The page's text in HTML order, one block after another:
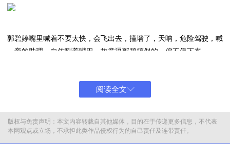
郭碧婷嘴里喊着不要太快，会飞出去，撞墙了，天呐，危险驾驶，喊
一旁的助理。向佐咧着嘴巴，故意逗郭碧婷似的，偏不停下来。
着她们，另外助理推着郭碧婷向佐的大女儿。
阅读全文
版权与免责声明：本文内容转载自其他媒体，目的在于传递更多信息，不代表
本网观点或立场，不承担此类作品侵权行为的自己责任及连带责任。